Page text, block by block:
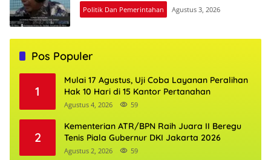
Politik Dan Pemerintahan Agustus 3, 2026
Pos Populer
1
Mulai 17 Agustus, Uji Coba Layanan Peralihan
Hak 10 Hari di 15 Kantor Pertanahan
Agustus 4, 2026 59
2
Kementerian ATR/BPN Raih Juara II Beregu
Tenis Piala Gubernur DKI Jakarta 2026
Agustus 2, 2026 59